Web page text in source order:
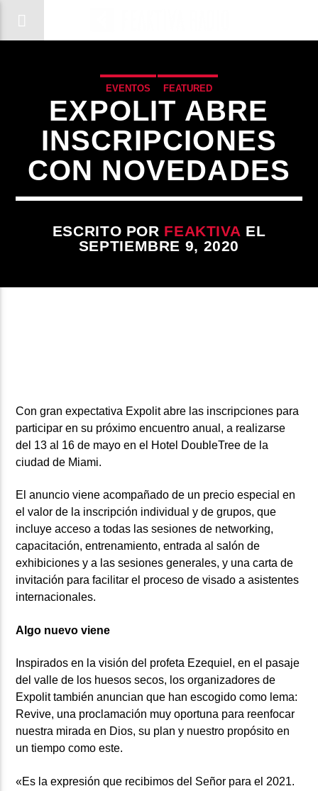
CANCIÓN ACTUAL
EVENTOS FEATURED
EXPOLIT ABRE
INSCRIPCIONES
CON NOVEDADES
ESCRITO POR FEAKTIVA EL
SEPTIEMBRE 9, 2020
Con gran expectativa Expolit abre las inscripciones para
participar en su próximo encuentro anual, a realizarse
del 13 al 16 de mayo en el Hotel DoubleTree de la
ciudad de Miami.
El anuncio viene acompañado de un precio especial en
el valor de la inscripción individual y de grupos, que
incluye acceso a todas las sesiones de networking,
capacitación, entrenamiento, entrada al salón de
exhibiciones y a las sesiones generales, y una carta de
invitación para facilitar el proceso de visado a asistentes
internacionales.
Algo nuevo viene
Inspirados en la visión del profeta Ezequiel, en el pasaje
del valle de los huesos secos, los organizadores de
Expolit también anuncian que han escogido como lema:
Revive, una proclamación muy oportuna para reenfocar
nuestra mirada en Dios, su plan y nuestro propósito en
un tiempo como este.
«Es la expresión que recibimos del Señor para el 2021.